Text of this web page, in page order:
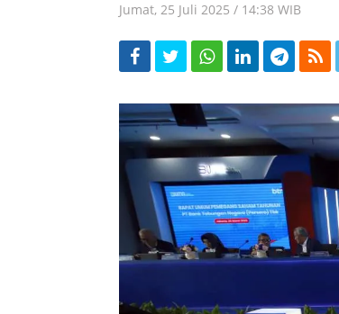
Jumat, 25 Juli 2025 / 14:38 WIB